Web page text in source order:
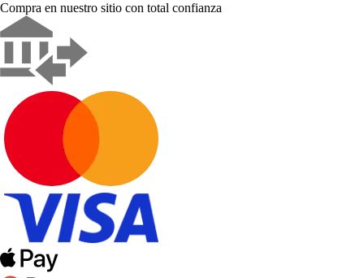
Compra en nuestro sitio con total confianza